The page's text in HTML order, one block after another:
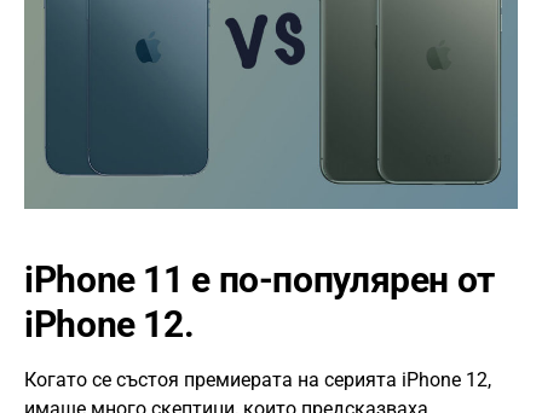
iPhone 11 е по-популярен от
iPhone 12.
Когато се състоя премиерата на серията iPhone 12,